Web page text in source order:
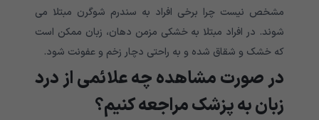
مشخص نیست چرا برخی افراد به سندرم شوگرن مبتلا می
شوند. در افراد مبتلا به خشکی مزمن دهان، زبان ممکن است
که خشک و شقاق شده و به راحتی دچار زخم و عفونت شود.
در صورت مشاهده چه علائمی از درد
زبان به پزشک مراجعه کنیم؟